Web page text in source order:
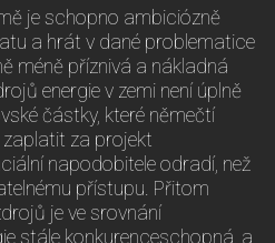
je schopno ambiciózně
a hrát v dané problematice
méně příznivá a nákladná
energie v zemi není úplně
částky, které němečtí
zaplatit za projekt
napodobitele odradí, než
přístupu. Přitom
je ve srovnání
stále konkurenceschopná, a